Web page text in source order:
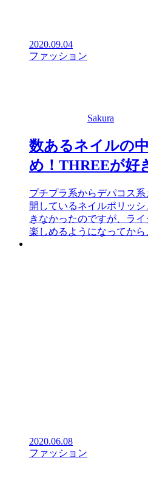
2020.09.04
ファッション
Sakura
数あるネイルの
め！THREEが好
プチプラ系からデパコス
開しているネイルポリッ
きなかったのですが、ラ
楽しめるようになってか
2020.06.08
ファッション